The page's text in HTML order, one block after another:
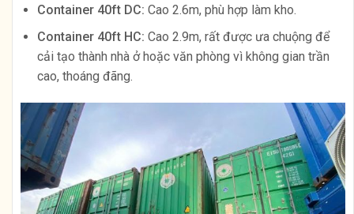
Container 40ft DC: Cao 2.6m, phù hợp làm kho.
Container 40ft HC: Cao 2.9m, rất được ưa chuộng để
cải tạo thành nhà ở hoặc văn phòng vì không gian trần
cao, thoáng đãng.